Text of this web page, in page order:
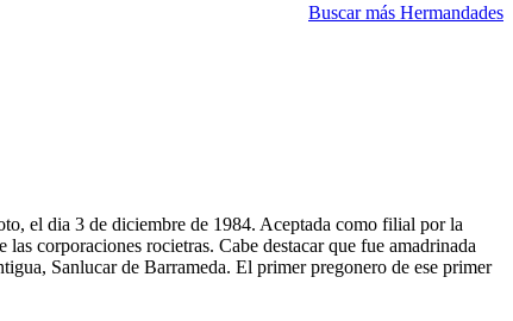
Buscar más Hermandades
el dia 3 de diciembre de 1984. Aceptada como filial por la
corporaciones rocietras. Cabe destacar que fue amadrinada
Sanlucar de Barrameda. El primer pregonero de ese primer